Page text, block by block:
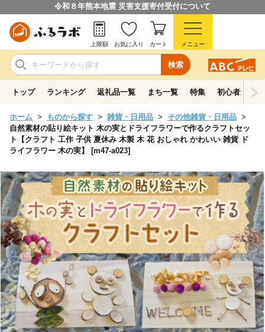
令和８年熊本地震 災害支援寄付受付について
検索
上限額 お気に入り カート メニュー
トップ ランキング 返礼品一覧 まち一覧 特集 初心者ガイド
ホーム ものから探す 雑貨・日用品
その他雑貨・日用品
自然素材の貼り絵キット 木の実とドライフラワーで作るクラフトセッ
ト【クラフト 工作 子供 夏休み 木製 木 花 おしゃれ かわいい 雑貨 ド
ライフラワー 木の実】 [m47-a023]